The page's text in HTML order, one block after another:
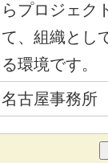
らプロジェク
て、組織とし
る環境です。
名古屋事務所